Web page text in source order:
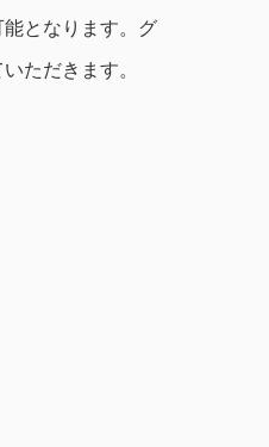
となります。グ
ただきます。